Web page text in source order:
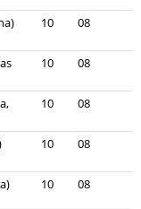
10 08
10 08
10 08
10 08
10 08